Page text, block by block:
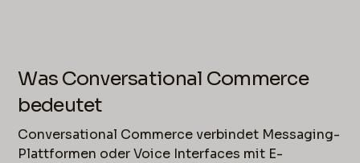
Was Conversational Commerce
bedeutet
Conversational Commerce verbindet Messaging-
Plattformen oder Voice Interfaces mit E-